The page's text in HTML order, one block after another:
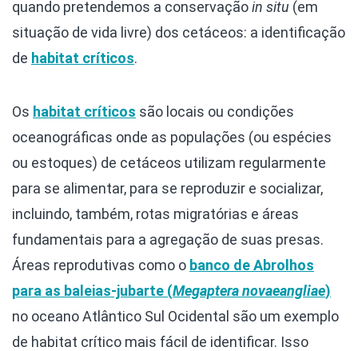
quando pretendemos a conservaçãoin situ (em
situação de vida livre) dos cetáceos: a identificação
de habitat críticos.
Os habitat críticos são locais ou condições
oceanográficas onde as populações (ou espécies
ou estoques) de cetáceos utilizam regularmente
para se alimentar, para se reproduzir e socializar,
incluindo, também, rotas migratórias e áreas
fundamentais para a agregação de suas presas.
Áreas reprodutivas como o banco de Abrolhos
para as baleias-jubarte (Megaptera novaeangliae)
no oceano Atlântico Sul Ocidental são um exemplo
de habitat crítico mais fácil de identificar. Isso